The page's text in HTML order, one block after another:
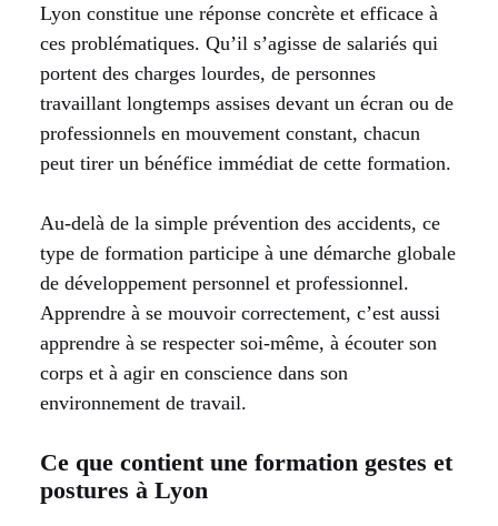
Lyon constitue une réponse concrète et efficace à
ces problématiques. Qu’il s’agisse de salariés qui
portent des charges lourdes, de personnes
travaillant longtemps assises devant un écran ou de
professionnels en mouvement constant, chacun
peut tirer un bénéfice immédiat de cette formation.
Au-delà de la simple prévention des accidents, ce
type de formation participe à une démarche globale
de développement personnel et professionnel.
Apprendre à se mouvoir correctement, c’est aussi
apprendre à se respecter soi-même, à écouter son
corps et à agir en conscience dans son
environnement de travail.
Ce que contient une formation gestes et
postures à Lyon